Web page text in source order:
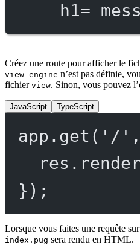
h1=
Créez une route pour afficher le
view engine n’est pas définie,
fichier view. Sinon, vous pouvez
JavaScript TypeScript
app. get ( '/'
res. render
});
Lorsque vous faites une requête
index.pug sera rendu en HTML.